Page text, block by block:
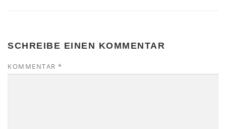
SCHREIBE EINEN KOMMENTAR
KOMMENTAR *